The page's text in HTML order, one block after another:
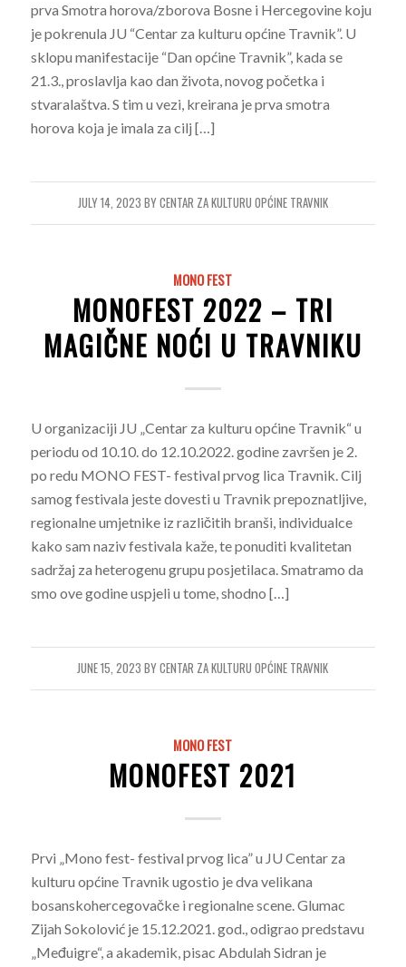
prva Smotra horova/zborova Bosne i Hercegovine koju
je pokrenula JU “Centar za kulturu općine Travnik”. U
sklopu manifestacije “Dan općine Travnik”, kada se
21.3., proslavlja kao dan života, novog početka i
stvaralaštva. S tim u vezi, kreirana je prva smotra
horova koja je imala za cilj […]
JULY 14, 2023 BYCENTAR ZA KULTURU OPĆINE TRAVNIK
MONO FEST
MONOFEST 2022 – TRI
MAGIČNE NOĆI U TRAVNIKU
U organizaciji JU „Centar za kulturu općine Travnik“ u
periodu od 10.10. do 12.10.2022. godine završen je 2.
po redu MONO FEST- festival prvog lica Travnik. Cilj
samog festivala jeste dovesti u Travnik prepoznatljive,
regionalne umjetnike iz različitih branši, individualce
kako sam naziv festivala kaže, te ponuditi kvalitetan
sadržaj za heterogenu grupu posjetilaca. Smatramo da
smo ove godine uspjeli u tome, shodno […]
JUNE 15, 2023 BYCENTAR ZA KULTURU OPĆINE TRAVNIK
MONO FEST
MONOFEST 2021
Prvi „Mono fest- festival prvog lica” u JU Centar za
kulturu općine Travnik ugostio je dva velikana
bosanskohercegovačke i regionalne scene. Glumac
Zijah Sokolović je 15.12.2021. god., odigrao predstavu
„Međuigre“, a akademik, pisac Abdulah Sidran je